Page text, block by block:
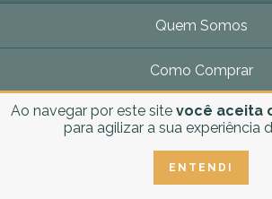
Ao navegar por este site você aceita
para agilizar a sua experiência
ENTENDI
Quem Somos
Como Comprar
FAQ
Contato